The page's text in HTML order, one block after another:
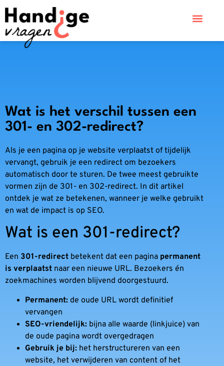
Wat is het verschil tussen een
301- en 302-redirect?
Als je een pagina op je website verplaatst of tijdelijk
vervangt, gebruik je een redirect om bezoekers
automatisch door te sturen. De twee meest gebruikte
vormen zijn de 301- en 302-redirect. In dit artikel
ontdek je wat ze betekenen, wanneer je welke gebruikt
en wat de impact is op SEO.
Wat is een 301-redirect?
Een 301-redirect betekent dat een pagina permanent
is verplaatst naar een nieuwe URL. Bezoekers én
zoekmachines worden blijvend doorgestuurd.
Permanent: de oude URL wordt definitief
vervangen
SEO-vriendelijk: bijna alle waarde (linkjuice) van
de oude pagina wordt overgedragen
Gebruik je bij: het herstructureren van een
website, het verwijderen van content of het